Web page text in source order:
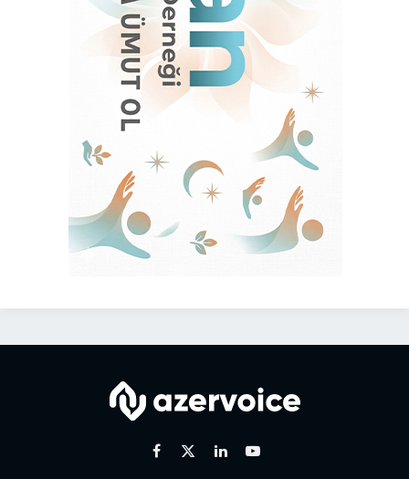
Facebook
X
LinkedinYoutube